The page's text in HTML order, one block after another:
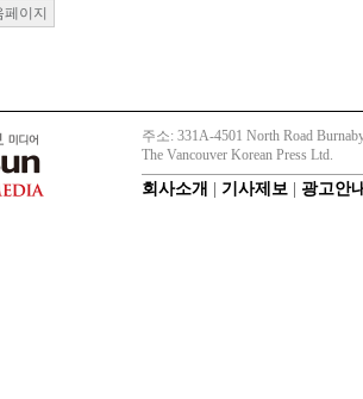
페이지
주소: 331A-4501 North Road
The Vancouver Korean Press Ltd.
회사소개 기사제보 광고안